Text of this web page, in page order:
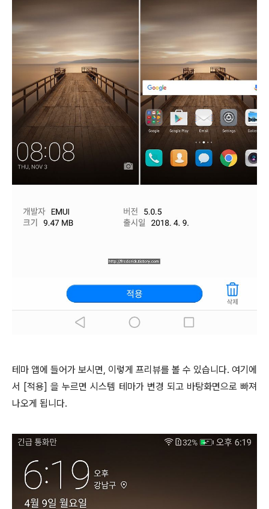
테마 앱에 들어가 보시면, 이렇게 프리뷰를 볼 수 있습니다. 여기에
서 [적용] 을 누르면 시스템 테마가 변경 되고 바탕화면으로 빠져
나오게 됩니다.